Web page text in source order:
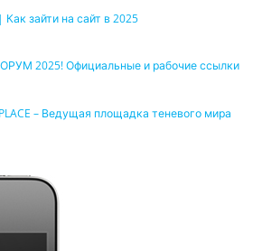
Как зайти на сайт в 2025
2025! Официальные и рабочие ссылки
– Ведущая площадка теневого мира